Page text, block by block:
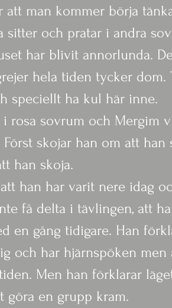
att man kommer börja
sitter och pratar i andra
har blivit annorlunda.
hela tiden tycker dom.
speciellt ha kul här inne.
i rosa sovrum och Mergim
Först skojar han om att han
han skoja.
han har varit nere idag
få delta i tävlingen, att
en gång tidigare. Han
och har hjärnspöken men
Men han förklarar
göra en grupp kram.